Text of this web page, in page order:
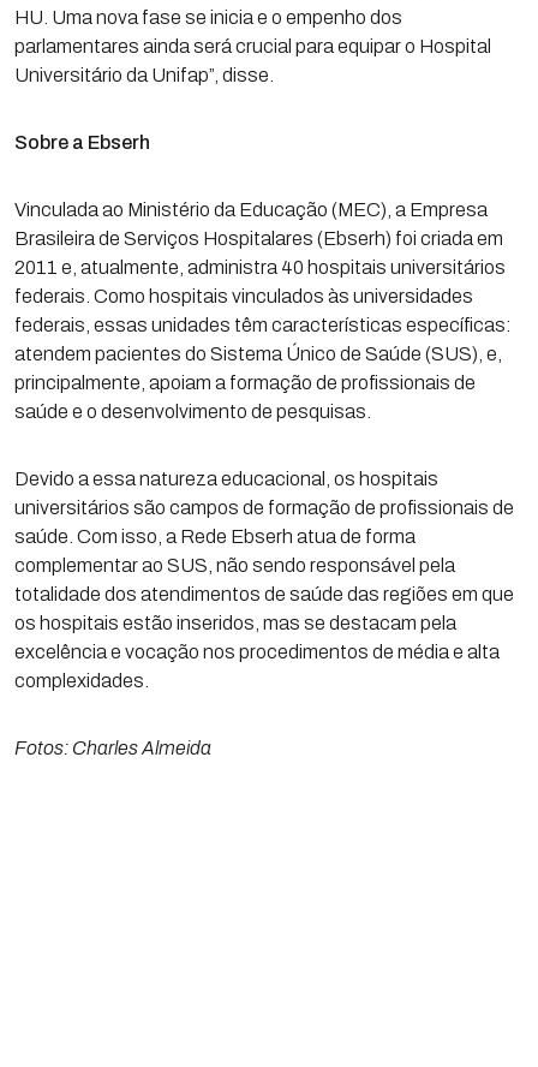
HU. Uma nova fase se inicia e o empenho dos
parlamentares ainda será crucial para equipar o Hospital
Universitário da Unifap”, disse.
Sobre a Ebserh
Vinculada ao Ministério da Educação (MEC), a Empresa
Brasileira de Serviços Hospitalares (Ebserh) foi criada em
2011 e, atualmente, administra 40 hospitais universitários
federais. Como hospitais vinculados às universidades
federais, essas unidades têm características específicas:
atendem pacientes do Sistema Único de Saúde (SUS), e,
principalmente, apoiam a formação de profissionais de
saúde e o desenvolvimento de pesquisas.
Devido a essa natureza educacional, os hospitais
universitários são campos de formação de profissionais de
saúde. Com isso, a Rede Ebserh atua de forma
complementar ao SUS, não sendo responsável pela
totalidade dos atendimentos de saúde das regiões em que
os hospitais estão inseridos, mas se destacam pela
excelência e vocação nos procedimentos de média e alta
complexidades.
Fotos: Charles Almeida